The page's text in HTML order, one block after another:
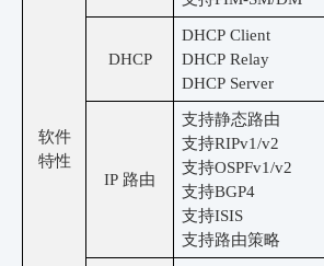
软件
特性
DHCP
DHCP Client
DHCP Relay
DHCP Server
IP 路由
支持静态路由
支持RIPv1/v2
支持OSPFv1/v2
支持BGP4
支持ISIS
支持路由策略